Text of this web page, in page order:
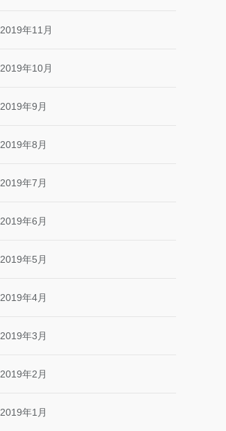
2019年11月
2019年10月
2019年9月
2019年8月
2019年7月
2019年6月
2019年5月
2019年4月
2019年3月
2019年2月
2019年1月